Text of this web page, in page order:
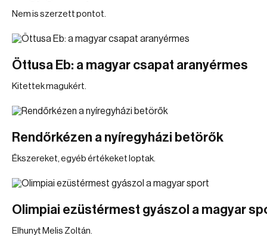
Nem is szerzett pontot.
Öttusa Eb: a magyar csapat aranyérmes
Kitettek magukért.
Rendőrkézen a nyíregyházi betörők
Ékszereket, egyéb értékeket loptak.
Olimpiai ezüstérmest gyászol a magyar
Elhunyt Melis Zoltán.